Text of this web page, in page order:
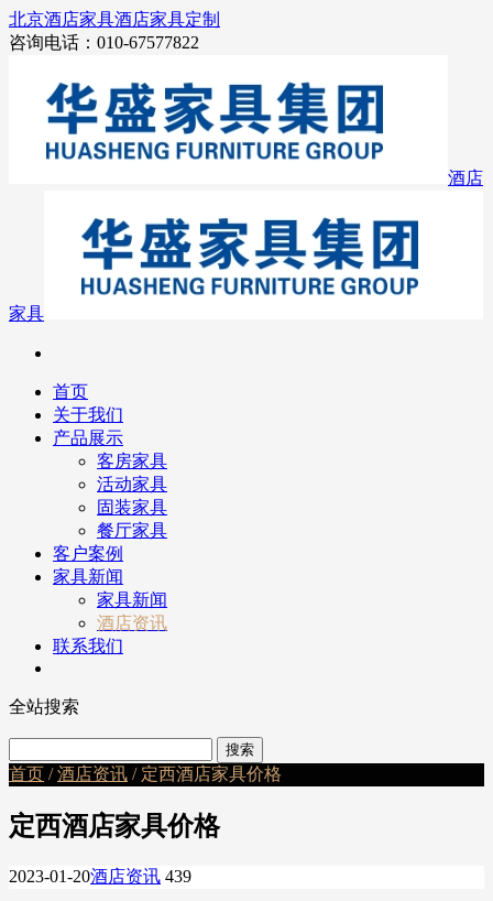
北京酒店家具酒店家具定制
咨询电话：010-67577822
酒店
家具
首页
关于我们
产品展示
客房家具
活动家具
固装家具
餐厅家具
客户案例
家具新闻
家具新闻
酒店资讯
联系我们
全站搜索
首页 /酒店资讯 / 定西酒店家具价格
定西酒店家具价格
2023-01-20酒店资讯 439